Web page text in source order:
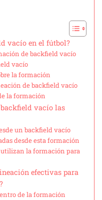
vacío en el fútbol?
de backfield vacío
vacío
la formación
de backfield vacío
la formación
vacío las
un backfield vacío
desde esta formación
utilizan la formación para
efectivas para
de la formación